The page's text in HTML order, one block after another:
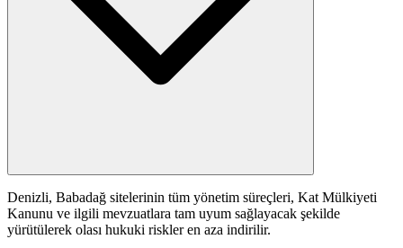
Denizli, Babadağ sitelerinin tüm yönetim süreçleri, Kat Mülkiyeti
Kanunu ve ilgili mevzuatlara tam uyum sağlayacak şekilde
yürütülerek olası hukuki riskler en aza indirilir.